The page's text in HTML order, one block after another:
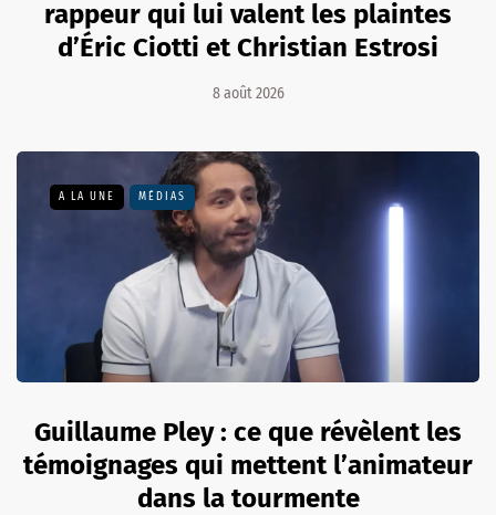
rappeur qui lui valent les plaintes
d’Éric Ciotti et Christian Estrosi
8 août 2026
A LA UNE MÉDIAS
Guillaume Pley : ce que révèlent les
témoignages qui mettent l’animateur
dans la tourmente